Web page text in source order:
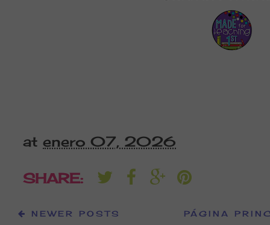
at enero 07, 2026
SHARE:
NEWER POSTS PÁGINA